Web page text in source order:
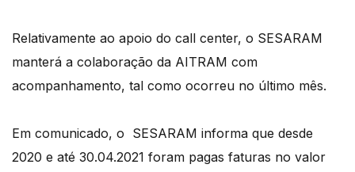
Relativamente ao apoio do call center, o SESARAM
manterá a colaboração da AITRAM com
acompanhamento, tal como ocorreu no último mês.
Em comunicado, o SESARAM informa que desde
2020 e até 30.04.2021 foram pagas faturas no valor